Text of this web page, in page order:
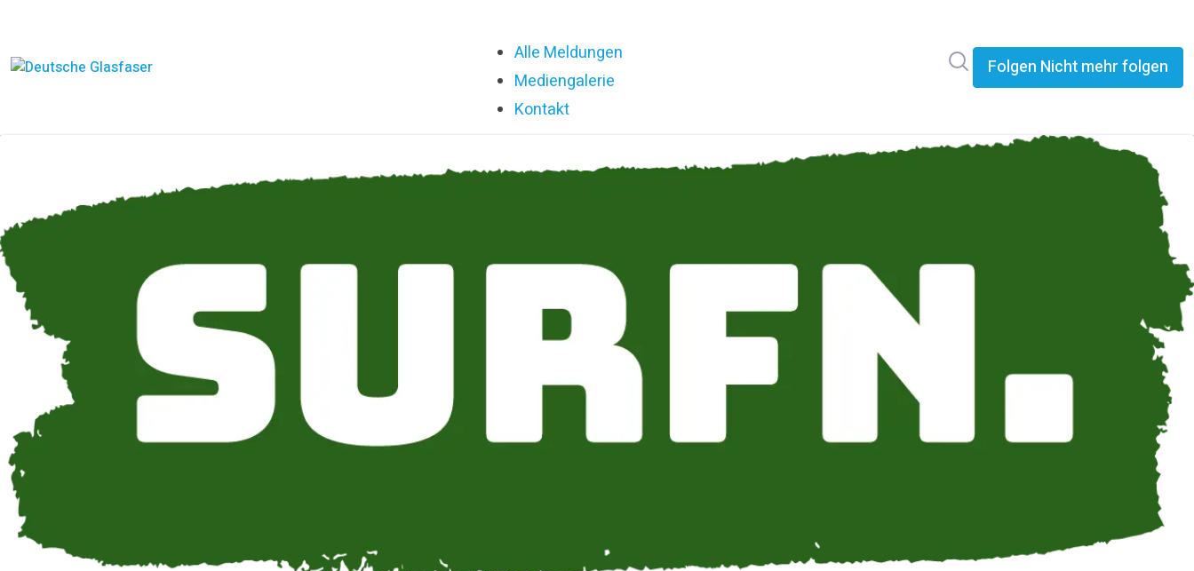
Alle Meldungen
Mediengalerie
Kontakt
Im Newsroom suchen
Folgen Nicht mehr folgen